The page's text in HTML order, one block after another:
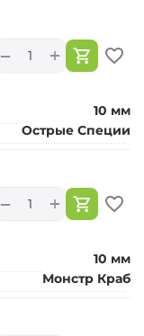
+
−
10 мм
Острые Специи
+
−
10 мм
Монстр Краб